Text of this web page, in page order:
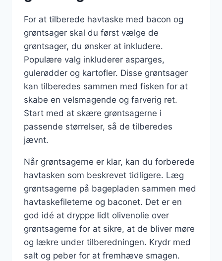
For at tilberede havtaske med bacon og
grøntsager skal du først vælge de
grøntsager, du ønsker at inkludere.
Populære valg inkluderer asparges,
gulerødder og kartofler. Disse grøntsager
kan tilberedes sammen med fisken for at
skabe en velsmagende og farverig ret.
Start med at skære grøntsagerne i
passende størrelser, så de tilberedes
jævnt.
Når grøntsagerne er klar, kan du forberede
havtasken som beskrevet tidligere. Læg
grøntsagerne på bagepladen sammen med
havtaskefileterne og baconet. Det er en
god idé at dryppe lidt olivenolie over
grøntsagerne for at sikre, at de bliver møre
og lækre under tilberedningen. Krydr med
salt og peber for at fremhæve smagen.